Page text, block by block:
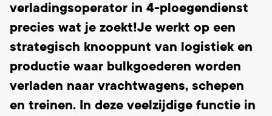
verladingsoperator in 4-ploegendienst
precies wat je zoekt!Je werkt op een
strategisch knooppunt van logistiek en
productie waar bulkgoederen worden
verladen naar vrachtwagens, schepen
en treinen. In deze veelzijdige functie in